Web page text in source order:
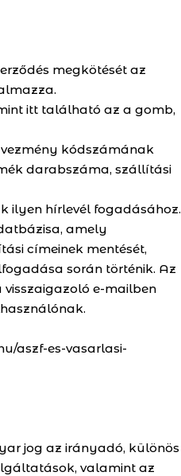
megkötését az
itt található az a gomb,
kódszámának
darabszáma, szállítási
ilyen hírlevél fogadásához.
amely
címeinek mentését,
során történik. Az
e-mailben
aszf-es-vasarlasi-
jog az irányadó, különös
valamint az